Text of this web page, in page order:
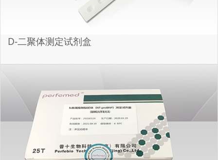
D-二聚体测定试剂盒